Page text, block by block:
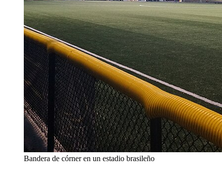
Bandera de córner en un estadio brasileño